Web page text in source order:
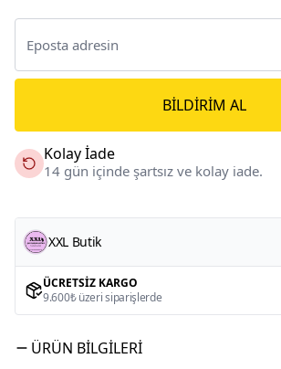
BILDIRIM AL
Kolay İade
14 gün içinde şartsız ve kolay iade.
XXL Butik
ÜCRETSIZ KARGO
9.600₺ üzeri siparişlerde
ÜRÜN BILGILERI